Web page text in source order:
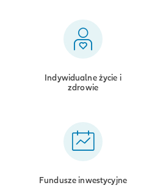
Indywidualne życie i
zdrowie
Fundusze inwestycyjne